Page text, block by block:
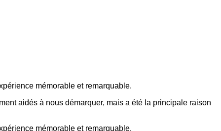
mémorable et remarquable.
aidés à nous démarquer, mais a été la principale raison
mémorable et remarquable.